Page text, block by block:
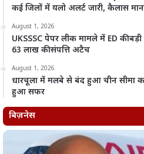
कई जिलों में यलो अलर्ट जारी, कैलास
August 1, 2026
UKSSSC पेपर लीक मामले में ED की
63 लाख की संपत्ति अटैच
August 1, 2026
धारचूला में मलबे से बंद हुआ चीन सीमा
हुआ सफर
बिज़नेस